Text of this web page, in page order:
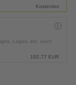
Kostenlos
Logos, etc. nach
192,77 EUR